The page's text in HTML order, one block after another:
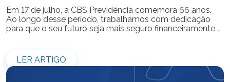
Em 17 de julho, a CBS Previdência comemora 66 anos.
Ao longo desse período, trabalhamos com dedicação
para que o seu futuro seja mais seguro financeiramente e
eficiência e transparência os recursos dos nossos mais
de 39 mil participantes. Temos […]
LER ARTIGO